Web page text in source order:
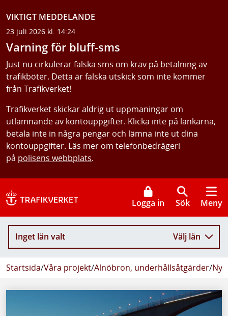
VIKTIGT MEDDELANDE
23 juli 2026 kl. 14:24
Varning för bluff-sms
Just nu cirkulerar falska sms om krav på betalning av
trafikböter. Detta är falska utskick som inte kommer
från Trafikverket!
Trafikverket skickar aldrig ut uppmaningar om
utlämnande av kontouppgifter. Klicka inte på länkarna,
betala inte in några pengar och lämna inte ut dina
kontouppgifter. Läs mer om telefonbedrägeri
på polisens webbplats.
Logga in Sök Meny
Inget län valt Välj län
Startsida/Våra projekt/Alnöbron, underhållsåtgärder/